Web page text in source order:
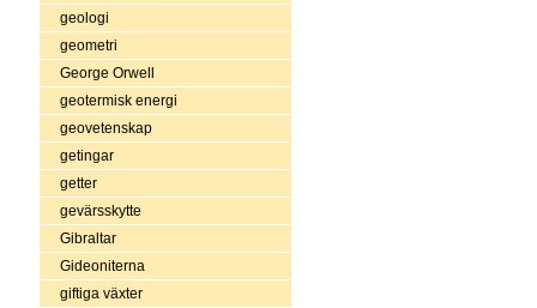
geologi
geometri
George Orwell
geotermisk energi
geovetenskap
getingar
getter
gevärsskytte
Gibraltar
Gideoniterna
giftiga växter